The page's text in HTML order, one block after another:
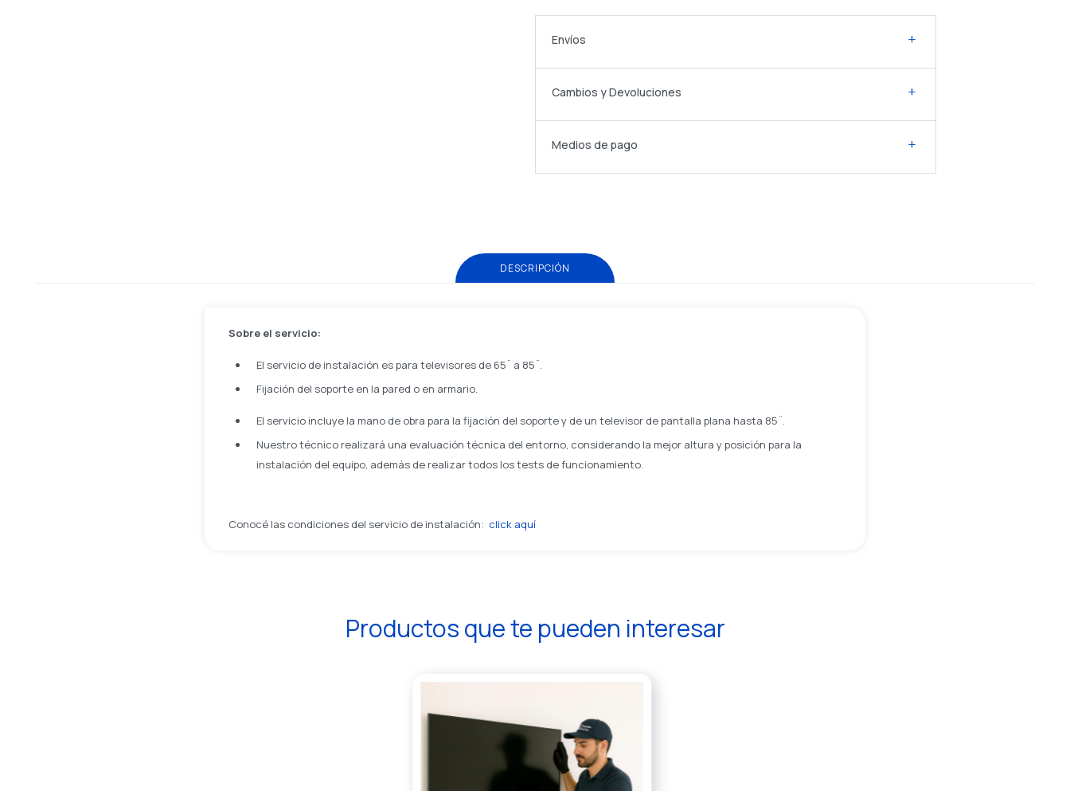
Envíos
Cambios y Devoluciones
Medios de pago
DESCRIPCIÓN
Sobre el servicio:
El servicio de instalación es para televisores de 65¨ a 85¨.
Fijación del soporte en la pared o en armario.
El servicio incluye la mano de obra para la fijación del soporte y de un televisor de pantalla plana hasta 85¨.
Nuestro técnico realizará una evaluación técnica del entorno, considerando la mejor altura y posición para la
instalación del equipo, además de realizar todos los tests de funcionamiento.
Conocé las condiciones del servicio de instalación: click aquí
Productos que te pueden interesar